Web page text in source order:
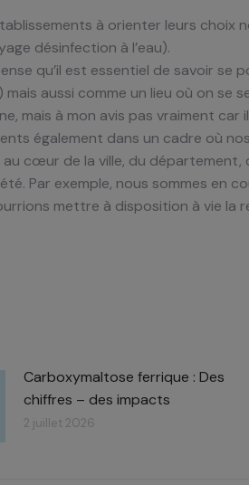
à orienter leurs
désinfection à l’eau).
qu’il est essentiel de savoir se
aussi comme un lieu où on se
mais à mon avis pas vraiment
également dans un cadre où
cœur de la ville, du département,
Par exemple, nous sommes en
mettre à disposition à vie la
Carboxymaltose ferrique : Des
chiffres – des impacts​
2 juillet 2026